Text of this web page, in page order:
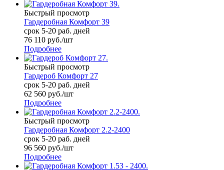
Быстрый просмотр
Гардеробная Комфорт 39
срок 5-20 раб. дней
76 110 руб./шт
Подробнее
Быстрый просмотр
Гардероб Комфорт 27
срок 5-20 раб. дней
62 560 руб./шт
Подробнее
Быстрый просмотр
Гардеробная Комфорт 2.2-2400
срок 5-20 раб. дней
96 560 руб./шт
Подробнее